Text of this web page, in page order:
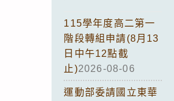
115學年度高二第一
階段轉組申請(8月13
日中午12點截
止)2026-08-06
運動部委請國立東華